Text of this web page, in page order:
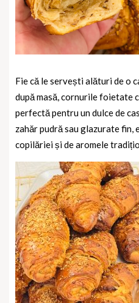
Fie că le servești alături de o
după masă, cornurile foietate
perfectă pentru un dulce de
zahăr pudră sau glazurate fin,
copilăriei și de aromele